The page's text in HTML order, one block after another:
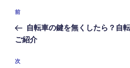
投
ナ
ゲ
前
の
投
前
自転車の鍵を無くしたら？自
ご紹介
次
次